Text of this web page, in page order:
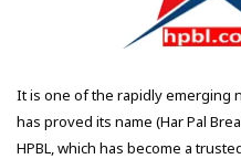
It is one of the rapidly emerging
has proved its name (Har Pal
HPBL, which has become a